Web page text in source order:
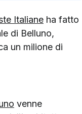
Italiane ha fatto
di Belluno,
un milione di
venne